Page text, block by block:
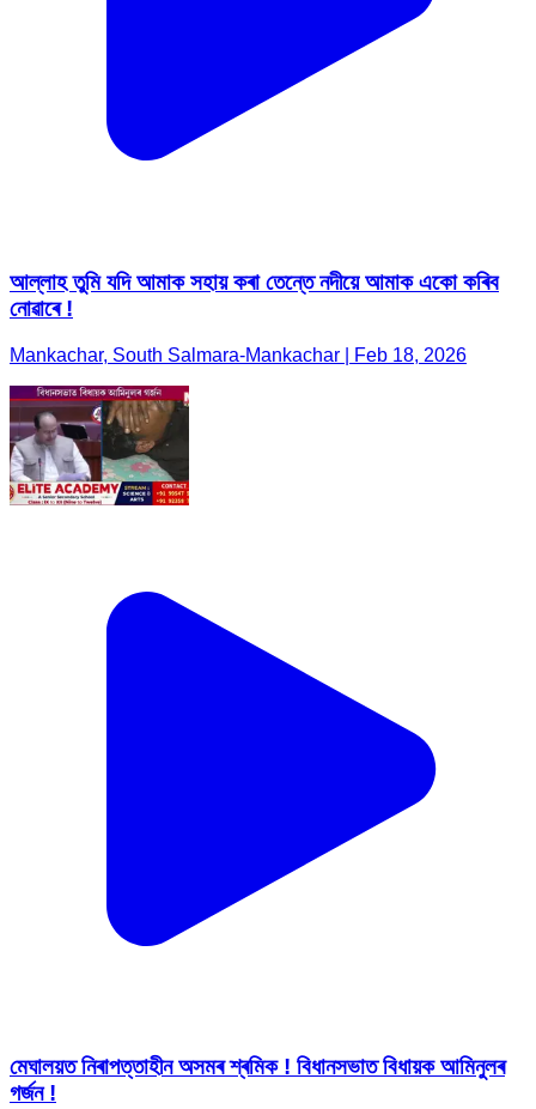
আল্লাহ তুমি যদি আমাক সহায় কৰা তেন্তে নদীয়ে আমাক একো কৰিব
নোৱাৰে !
Mankachar, South Salmara-Mankachar | Feb 18, 2026
মেঘালয়ত নিৰাপত্তাহীন অসমৰ শ্ৰমিক ! বিধানসভাত বিধায়ক আমিনুলৰ
গৰ্জন !